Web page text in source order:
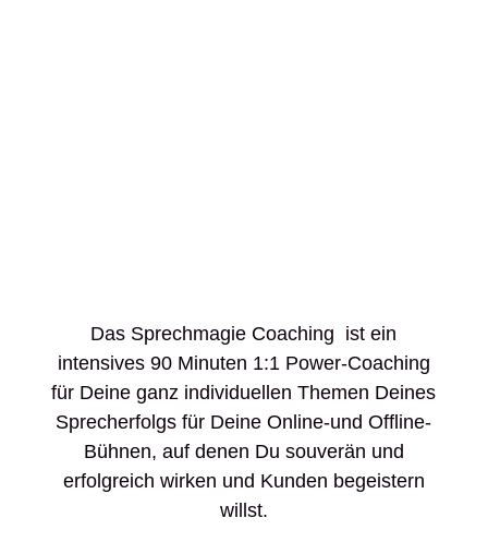
Das Sprechmagie Coaching ist ein
intensives 90 Minuten 1:1 Power-Coaching
für Deine ganz individuellen Themen Deines
Sprecherfolgs für Deine Online-und Offline-
Bühnen, auf denen Du souverän und
erfolgreich wirken und Kunden begeistern
willst.